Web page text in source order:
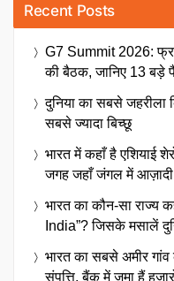
Recent Posts
G7 Summit 2026:
की बैठक, जानिए 13 बड़े
दुनिया का सबसे जहरीला
सबसे ज्यादा बिच्छू
भारत में कहाँ है एशियाई
जगह जहाँ जंगल में
भारत का कौन-सा राज्य
India”? जिसके मसालें
भारत का सबसे अमीर
संपत्ति, बैंक में जमा हैं